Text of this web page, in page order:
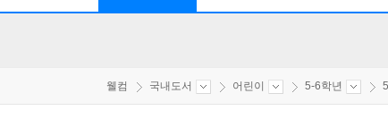
웰컴 국내도서 어린이 5-6학년